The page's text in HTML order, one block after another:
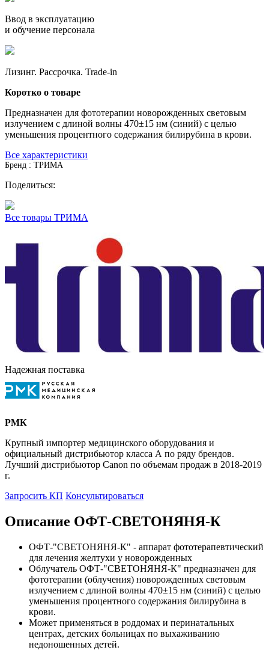
Ввод в эксплуатацию
и обучение персонала
Лизинг. Рассрочка. Trade-in
Коротко о товаре
Предназначен для фототерапии новорожденных световым
излучением с длиной волны 470±15 нм (синий) с целью
уменьшения процентного содержания билирубина в крови.
Все характеристики
Бренд : ТРИМА
Поделиться:
Все товары ТРИМА
Надежная поставка
РМК
Крупный импортер медицинского оборудования и
официальный дистрибьютор класса А по ряду брендов.
Лучший дистрибьютор Canon по объемам продаж в 2018-2019
г.
Запросить КП Консультироваться
Описание ОФТ-СВЕТОНЯНЯ-К
ОФТ-"СВЕТОНЯНЯ-К" - аппарат фототерапевтический
для лечения желтухи у новорожденных
Облучатель ОФТ-"СВЕТОНЯНЯ-К" предназначен для
фототерапии (облучения) новорожденных световым
излучением с длиной волны 470±15 нм (синий) с целью
уменьшения процентного содержания билирубина в
крови.
Может применяться в роддомах и перинатальных
центрах, детских больницах по выхаживанию
недоношенных детей.